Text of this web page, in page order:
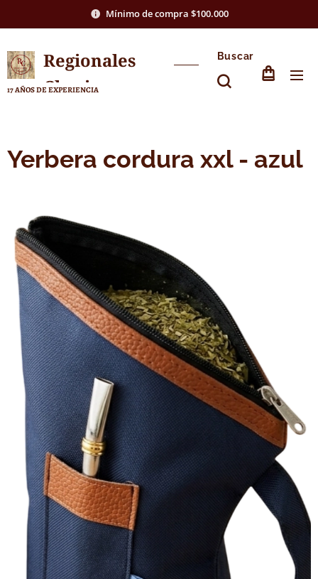
Mínimo de compra $100.000
Regionales
Chasico
17 AÑOS DE EXPERIENCIA
Buscar
Yerbera cordura xxl - azul